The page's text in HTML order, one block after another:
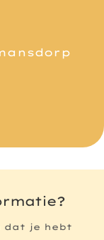
dat je hebt